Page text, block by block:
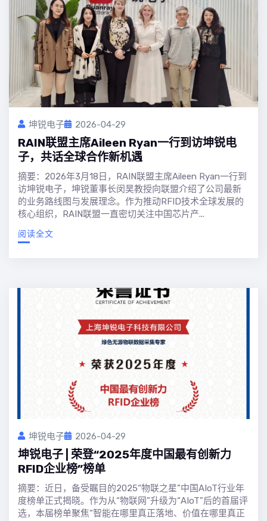
坤锐电子 2026-04-29
RAIN联盟主席Aileen Ryan一行到访坤锐电
子，共话全球合作新机遇
摘要：2026年3月18日，RAIN联盟主席Aileen Ryan一行到
访坤锐电子，坤锐董事长闵昊教授向联盟介绍了公司最新
的业务路线图与发展理念。作为推动RFID技术全球发展的
核心组织，RAIN联盟一直密切关注中国芯片产...
阅读全文
坤锐电子 2026-04-29
坤锐电子 | 荣登“2025年度中国最有创新力
RFID企业榜”榜单
摘要：近日，备受瞩目的2025“物联之星”中国AIoT行业年
度榜单正式揭晓。作为从“物联网”升级为“AIoT”后的首届评
选，本届榜单聚焦“智能在哪里真正落地、价值在哪里真正